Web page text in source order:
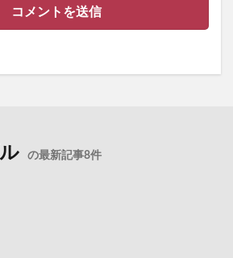
の最新記事8件